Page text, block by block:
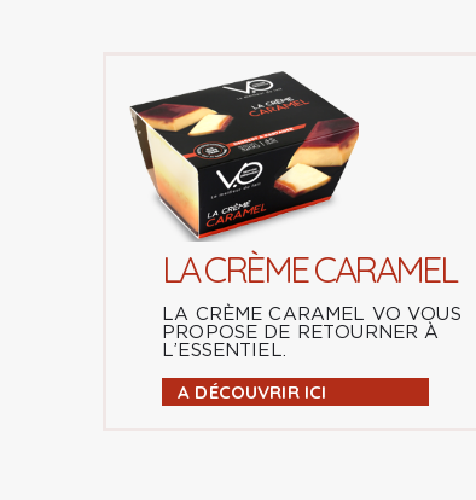
LA CRÈME CARAMEL
LA CRÈME CARAMEL VO VOUS
PROPOSE DE RETOURNER À
L’ESSENTIEL.
A DÉCOUVRIR ICI